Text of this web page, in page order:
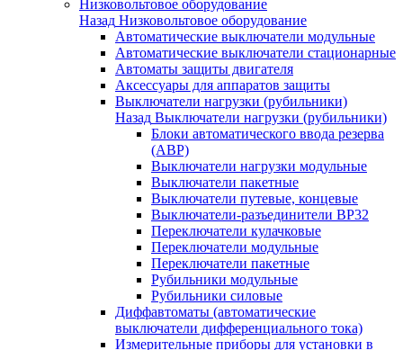
Низковольтовое оборудование
Назад Низковольтовое оборудование
Автоматические выключатели модульные
Автоматические выключатели стационарные
Автоматы защиты двигателя
Аксессуары для аппаратов защиты
Выключатели нагрузки (рубильники)
Назад Выключатели нагрузки (рубильники)
Блоки автоматического ввода резерва
(АВР)
Выключатели нагрузки модульные
Выключатели пакетные
Выключатели путевые, концевые
Выключатели-разъединители ВР32
Переключатели кулачковые
Переключатели модульные
Переключатели пакетные
Рубильники модульные
Рубильники силовые
Диффавтоматы (автоматические
выключатели дифференциального тока)
Измерительные приборы для установки в